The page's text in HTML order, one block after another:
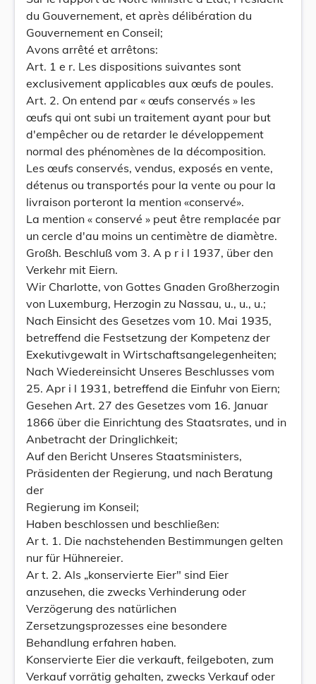
du Gouvernement, et après délibération du
Gouvernement en Conseil;
Avons arrêté et arrêtons:
Art. 1 e r. Les dispositions suivantes sont
exclusivement applicables aux œufs de poules.
Art. 2. On entend par « œufs conservés » les
œufs qui ont subi un traitement ayant pour but
d'empêcher ou de retarder le développement
normal des phénomènes de la décomposition.
Les œufs conservés, vendus, exposés en vente,
détenus ou transportés pour la vente ou pour la
livraison porteront la mention «conservé».
La mention « conservé » peut être remplacée par
un cercle d'au moins un centimètre de diamètre.
Großh. Beschluß vom 3. A p r i l 1937, über den
Verkehr mit Eiern.
Wir Charlotte, von Gottes Gnaden Großherzogin
von Luxemburg, Herzogin zu Nassau, u., u., u.;
Nach Einsicht des Gesetzes vom 10. Mai 1935,
betreffend die Festsetzung der Kompetenz der
Exekutivgewalt in Wirtschaftsangelegenheiten;
Nach Wiedereinsicht Unseres Beschlusses vom
25. Apr i l 1931, betreffend die Einfuhr von Eiern;
Gesehen Art. 27 des Gesetzes vom 16. Januar
1866 über die Einrichtung des Staatsrates, und in
Anbetracht der Dringlichkeit;
Auf den Bericht Unseres Staatsministers,
Präsidenten der Regierung, und nach Beratung
der
Regierung im Konseil;
Haben beschlossen und beschließen:
Ar t. 1. Die nachstehenden Bestimmungen gelten
nur für Hühnereier.
Ar t. 2. Als „konservierte Eier" sind Eier
anzusehen, die zwecks Verhinderung oder
Verzögerung des natürlichen
Zersetzungsprozesses eine besondere
Behandlung erfahren haben.
Konservierte Eier die verkauft, feilgeboten, zum
Verkauf vorrätig gehalten, zwecks Verkauf oder